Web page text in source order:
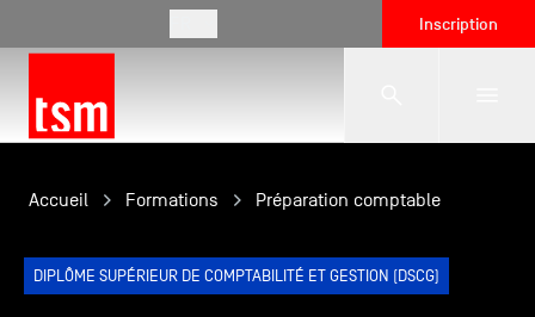
Inscription
L'école
Formations
Accueil Formations Préparation comptable
DIPLÔME SUPÉRIEUR DE COMPTABILITÉ ET GESTION (DSCG)